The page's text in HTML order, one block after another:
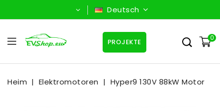
Deutsch
0
PROJEKTE
Heim Elektromotoren Hyper9 130V 88kW Motor